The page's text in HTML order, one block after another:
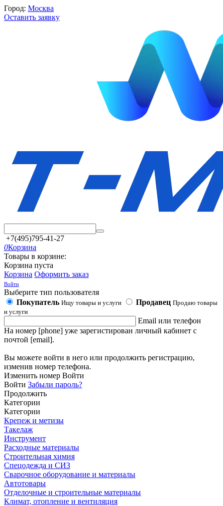
Город: Москва
Оставить заявку
+7(495)795-41-27
0Корзина
Товары в корзине:
Корзина пуста
Корзина Оформить заказ
Войти
Выберите тип пользователя
Покупатель Ищу товары и услуги Продавец Продаю товары
и услуги
Email или телефон
На номер [phone] уже зарегистирован личный кабинет с
почтой [email].
Вы можете войти в него или продолжить регистрацию,
изменив номер телефона.
Изменить номер Войти
Войти Забыли пароль?
Продолжить
Категории
Категории
Крепеж и метизы
Такелаж
Инструмент
Расходные материалы
Строительная химия
Спецодежда и СИЗ
Сварочное оборудование и материалы
Автотовары
Отделочные и строительные материалы
Климат, отопление и вентиляция